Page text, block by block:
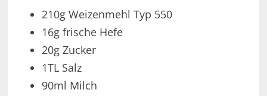
210g Weizenmehl Typ 550
16g frische Hefe
20g Zucker
1TL Salz
90ml Milch